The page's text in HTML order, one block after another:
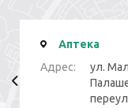
Аптека
Адрес:
ул.